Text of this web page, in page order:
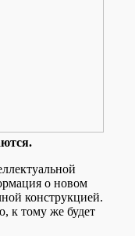
о новом
конструкцией.
к тому же будет